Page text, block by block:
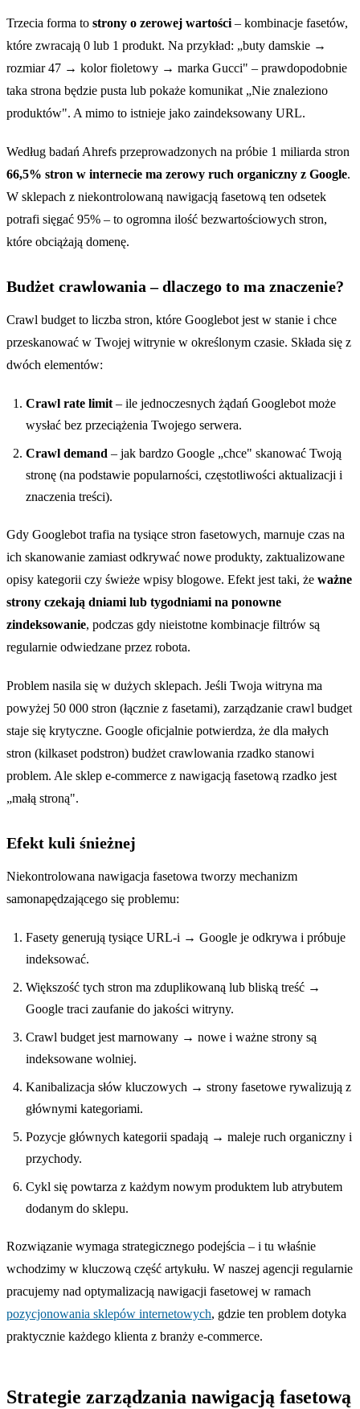
Trzecia forma to strony o zerowej wartości – kombinacje fasetów,
które zwracają 0 lub 1 produkt. Na przykład: „buty damskie →
rozmiar 47 → kolor fioletowy → marka Gucci" – prawdopodobnie
taka strona będzie pusta lub pokaże komunikat „Nie znaleziono
produktów". A mimo to istnieje jako zaindeksowany URL.
Według badań Ahrefs przeprowadzonych na próbie 1 miliarda stron
66,5% stron w internecie ma zerowy ruch organiczny z Google.
W sklepach z niekontrolowaną nawigacją fasetową ten odsetek
potrafi sięgać 95% – to ogromna ilość bezwartościowych stron,
które obciążają domenę.
Budżet crawlowania – dlaczego to ma znaczenie?
Crawl budget to liczba stron, które Googlebot jest w stanie i chce
przeskanować w Twojej witrynie w określonym czasie. Składa się z
dwóch elementów:
Crawl rate limit – ile jednoczesnych żądań Googlebot może
wysłać bez przeciążenia Twojego serwera.
Crawl demand – jak bardzo Google „chce" skanować Twoją
stronę (na podstawie popularności, częstotliwości aktualizacji i
znaczenia treści).
Gdy Googlebot trafia na tysiące stron fasetowych, marnuje czas na
ich skanowanie zamiast odkrywać nowe produkty, zaktualizowane
opisy kategorii czy świeże wpisy blogowe. Efekt jest taki, że ważne
strony czekają dniami lub tygodniami na ponowne
zindeksowanie, podczas gdy nieistotne kombinacje filtrów są
regularnie odwiedzane przez robota.
Problem nasila się w dużych sklepach. Jeśli Twoja witryna ma
powyżej 50 000 stron (łącznie z fasetami), zarządzanie crawl budget
staje się krytyczne. Google oficjalnie potwierdza, że dla małych
stron (kilkaset podstron) budżet crawlowania rzadko stanowi
problem. Ale sklep e-commerce z nawigacją fasetową rzadko jest
„małą stroną".
Efekt kuli śnieżnej
Niekontrolowana nawigacja fasetowa tworzy mechanizm
samonapędzającego się problemu:
Fasety generują tysiące URL-i → Google je odkrywa i próbuje
indeksować.
Większość tych stron ma zduplikowaną lub bliską treść →
Google traci zaufanie do jakości witryny.
Crawl budget jest marnowany → nowe i ważne strony są
indeksowane wolniej.
Kanibalizacja słów kluczowych → strony fasetowe rywalizują z
głównymi kategoriami.
Pozycje głównych kategorii spadają → maleje ruch organiczny i
przychody.
Cykl się powtarza z każdym nowym produktem lub atrybutem
dodanym do sklepu.
Rozwiązanie wymaga strategicznego podejścia – i tu właśnie
wchodzimy w kluczową część artykułu. W naszej agencji regularnie
pracujemy nad optymalizacją nawigacji fasetowej w ramach
pozycjonowania sklepów internetowych, gdzie ten problem dotyka
praktycznie każdego klienta z branży e-commerce.
Strategie zarządzania nawigacją fasetową